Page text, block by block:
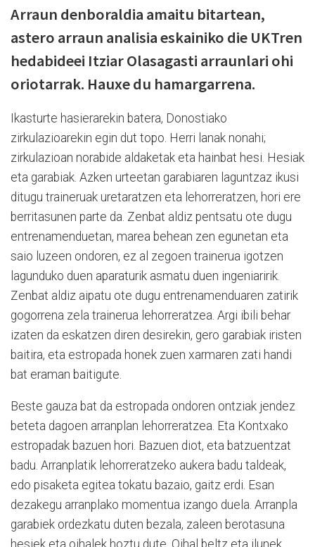
Arraun denboraldia amaitu bitartean,
astero arraun analisia eskainiko die UKTren
hedabideei Itziar Olasagasti arraunlari ohi
oriotarrak. Hauxe du hamargarrena.
Ikasturte hasierarekin batera, Donostiako
zirkulazioarekin egin dut topo. Herri lanak nonahi;
zirkulazioan norabide aldaketak eta hainbat hesi. Hesiak
eta garabiak. Azken urteetan garabiaren laguntzaz ikusi
ditugu traineruak uretaratzen eta lehorreratzen, hori ere
berritasunen parte da. Zenbat aldiz pentsatu ote dugu
entrenamenduetan, marea behean zen egunetan eta
saio luzeen ondoren, ez al zegoen trainerua igotzen
lagunduko duen aparaturik asmatu duen ingeniaririk.
Zenbat aldiz aipatu ote dugu entrenamenduaren zatirik
gogorrena zela trainerua lehorreratzea. Argi ibili behar
izaten da eskatzen diren desirekin, gero garabiak iristen
baitira, eta estropada honek zuen xarmaren zati handi
bat eraman baitigute.
Beste gauza bat da estropada ondoren ontziak jendez
beteta dagoen arranplan lehorreratzea. Eta Kontxako
estropadak bazuen hori. Bazuen diot, eta batzuentzat
badu. Arranplatik lehorreratzeko aukera badu taldeak,
edo pisaketa egitea tokatu bazaio, gaitz erdi. Esan
dezakegu arranplako momentua izango duela. Arranpla
garabiek ordezkatu duten bezala, zaleen berotasuna